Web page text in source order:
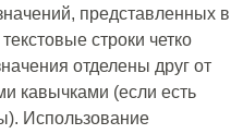
представленных в
строки четко
отделены друг от
кавычками (если есть
Использование